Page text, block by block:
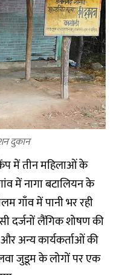
दुकान
में तीन महिलाओं के
में नागा बटालियन के
गाँव में पानी भर रही
दर्जनों लैंगिक शोषण की
अन्य कार्यकर्ताओं की
जुडूम के लोगों पर एक